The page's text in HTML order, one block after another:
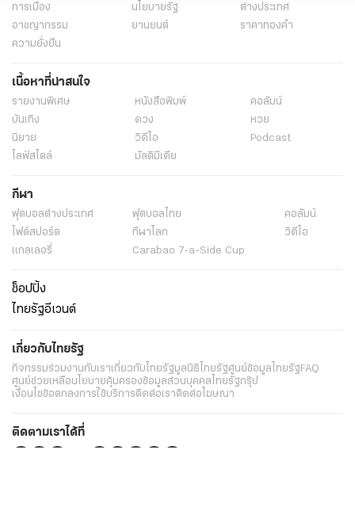
การเมือง
นโยบายรัฐ
ต่างประเทศ
อาชญากรรม
ยานยนต์
ราคาทองคำ
ความยั่งยืน
เนื้อหาที่น่าสนใจ
รายงานพิเศษ หนังสือพิมพ์
คอลัมน์
บันเทิง
ดวง
หวย
นิยาย
วิดีโอ
Podcast
ไลฟ์สไตล์
มัลติมีเดีย
กีฬา
ฟุตบอลต่่างประเทศ ฟุตบอลไทย
คอลัมน์
ไฟต์สปอร์ต
กีฬาโลก
วิดีโอ
แกลเลอรี่
Carabao 7-a-Side Cup
ช็อปปิ้ง
ไทยรัฐอีเวนต์
เกี่ยวกับไทยรัฐ
กิจกรรมร่วมงานกับเราเกี่ยวกับไทยรัฐมูลนิธิไทยรัฐศูนย์ข้อมูลไทยรัฐFAQ
ศูนย์ช่วยเหลือนโยบายคุ้มครองข้อมูลส่วนบุคคลไทยรัฐกรุ๊ป
เงื่อนไขข้อตกลงการใช้บริการติดต่อเราติดต่อโฆษณา
ติดตามเราได้ที่